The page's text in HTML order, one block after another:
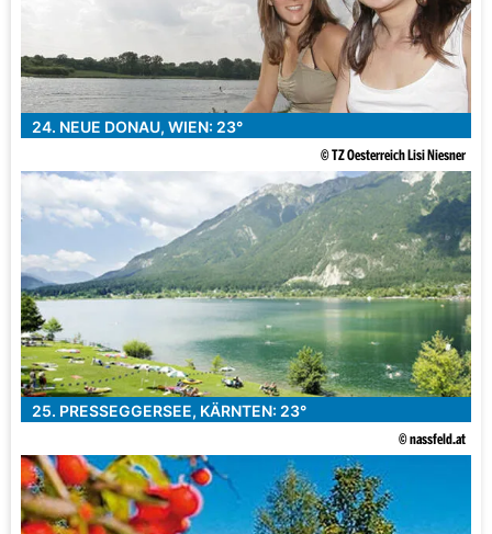
24. NEUE DONAU, WIEN: 23°
© TZ Oesterreich Lisi Niesner
25. PRESSEGGERSEE, KÄRNTEN: 23°
© nassfeld.at